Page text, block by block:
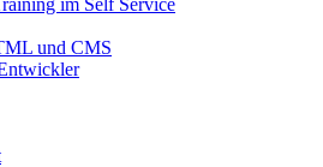
im Self Service
und CMS